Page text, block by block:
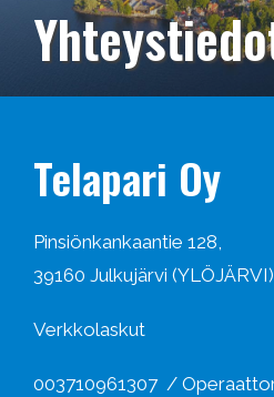
Telapari Oy
Pinsiönkankaantie 128,
39160 Julkujärvi (YLÖJÄRVI)
Verkkolaskut
003710961307 /